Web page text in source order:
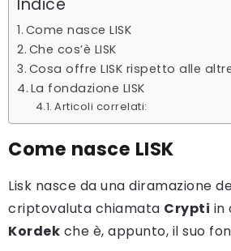
Indice
Come nasce LISK
Che cos’è LISK
Cosa offre LISK rispetto alle
La fondazione LISK
Articoli correlati:
Come nasce LISK
Lisk nasce da una diramazione
criptovaluta chiamata Crypti in
Kordek che è, appunto, il suo